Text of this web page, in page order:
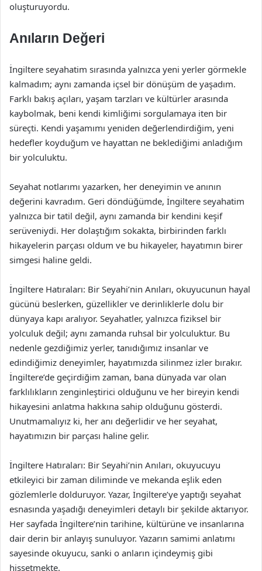
oluşturuyordu.
Anıların Değeri
İngiltere seyahatim sırasında yalnızca yeni yerler görmekle
kalmadım; aynı zamanda içsel bir dönüşüm de yaşadım.
Farklı bakış açıları, yaşam tarzları ve kültürler arasında
kaybolmak, beni kendi kimliğimi sorgulamaya iten bir
süreçti. Kendi yaşamımı yeniden değerlendirdiğim, yeni
hedefler koyduğum ve hayattan ne beklediğimi anladığım
bir yolculuktu.
Seyahat notlarımı yazarken, her deneyimin ve anının
değerini kavradım. Geri döndüğümde, İngiltere seyahatim
yalnızca bir tatil değil, aynı zamanda bir kendini keşif
serüveniydi. Her dolaştığım sokakta, birbirinden farklı
hikayelerin parçası oldum ve bu hikayeler, hayatımın birer
simgesi haline geldi.
İngiltere Hatıraları: Bir Seyahi’nin Anıları, okuyucunun hayal
gücünü beslerken, güzellikler ve derinliklerle dolu bir
dünyaya kapı aralıyor. Seyahatler, yalnızca fiziksel bir
yolculuk değil; aynı zamanda ruhsal bir yolculuktur. Bu
nedenle gezdiğimiz yerler, tanıdığımız insanlar ve
edindiğimiz deneyimler, hayatımızda silinmez izler bırakır.
İngiltere’de geçirdiğim zaman, bana dünyada var olan
farklılıkların zenginleştirici olduğunu ve her bireyin kendi
hikayesini anlatma hakkına sahip olduğunu gösterdi.
Unutmamalıyız ki, her anı değerlidir ve her seyahat,
hayatımızın bir parçası haline gelir.
İngiltere Hatıraları: Bir Seyahi’nin Anıları, okuyucuyu
etkileyici bir zaman diliminde ve mekanda eşlik eden
gözlemlerle dolduruyor. Yazar, İngiltere’ye yaptığı seyahat
esnasında yaşadığı deneyimleri detaylı bir şekilde aktarıyor.
Her sayfada İngiltere’nin tarihine, kültürüne ve insanlarına
dair derin bir anlayış sunuluyor. Yazarın samimi anlatımı
sayesinde okuyucu, sanki o anların içindeymiş gibi
hissetmekte.